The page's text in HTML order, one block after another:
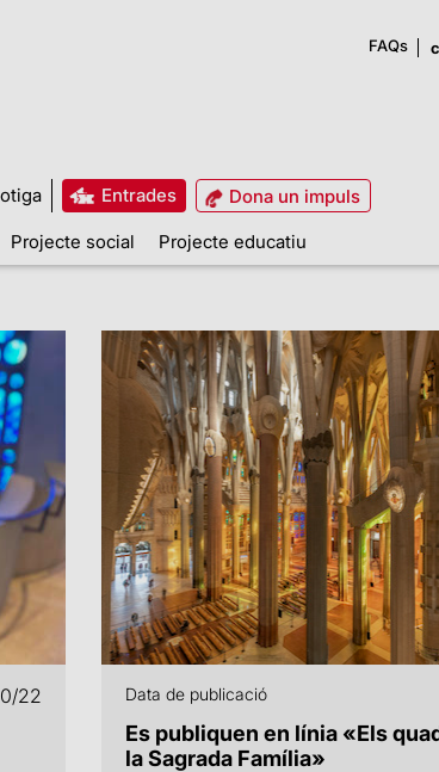
FAQs
Entrades
Dona un impuls
Projecte social Projecte educatiu
22 Data de publicació
Es publiquen en línia «Els
la Sagrada Família»